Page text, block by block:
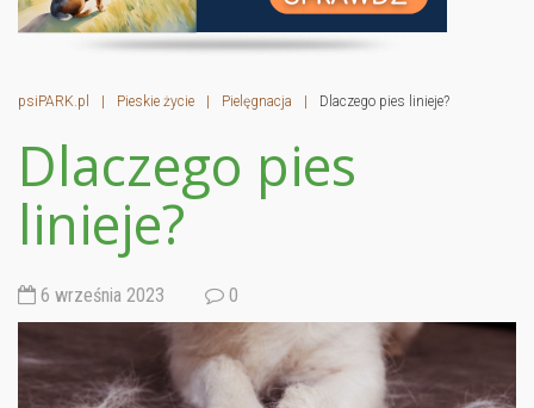
psiPARK.pl | Pieskie życie | Pielęgnacja | Dlaczego pies linieje?
Dlaczego pies
linieje?
6 września 2023 0